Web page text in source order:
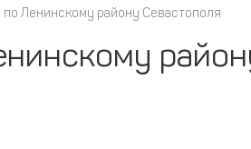
Ленинскому району Севастополя